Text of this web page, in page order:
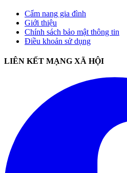
Cẩm nang gia đình
Giới thiệu
Chính sách bảo mật thông tin
Điều khoản sử dụng
LIÊN KẾT MẠNG XÃ HỘI